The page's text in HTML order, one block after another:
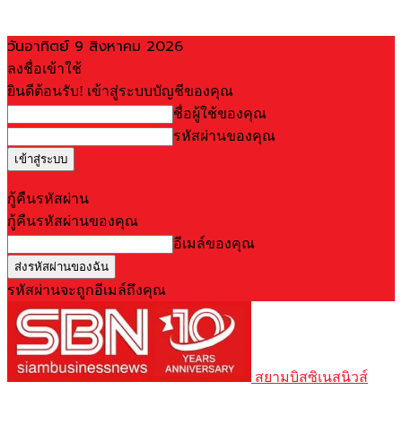
วันอาทิตย์ 9 สิงหาคม 2026
ลงชื่อเข้าใช้
ยินดีต้อนรับ! เข้าสู่ระบบบัญชีของคุณ
ชื่อผู้ใช้ของคุณ
รหัสผ่านของคุณ
กู้คืนรหัสผ่าน
กู้คืนรหัสผ่านของคุณ
อีเมล์ของคุณ
รหัสผ่านจะถูกอีเมล์ถึงคุณ
สยามบิสซิเนสนิวส์